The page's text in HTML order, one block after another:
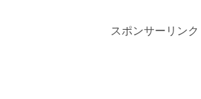
スポンサーリンク